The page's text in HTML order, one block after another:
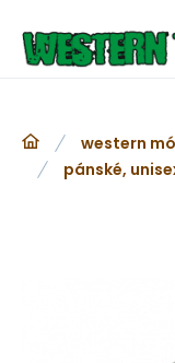
western
pánské,